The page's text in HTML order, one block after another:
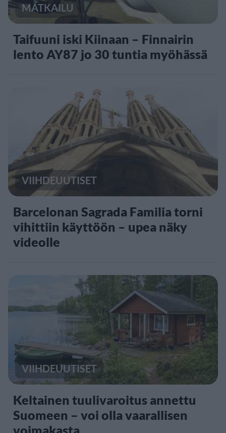
MATKAILU
Taifuuni iski Kiinaan – Finnairin
lento AY87 jo 30 tuntia myöhässä
VIIHDEUUTISET
Barcelonan Sagrada Familia torni
vihittiin käyttöön – upea näky
videolle
VIIHDEUUTISET
Keltainen tuulivaroitus annettu
Suomeen – voi olla vaarallisen
voimakasta